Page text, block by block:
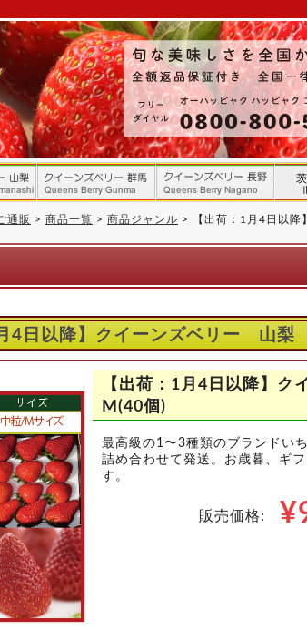
通販 > 商品一覧 > 商品ジャンル > 【出荷：1月4日以
月4日以降】クイーンズベリー 山
【出荷：1月4日以降】
M(40個)
最高級の1〜3種類のブランドい
詰め合わせて発送。お歳暮、ギ
す。
販売価格: